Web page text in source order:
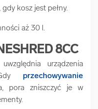
kosz jest pełny.
aż 30 l.
8CC
urządzenia
przechowywanie
pora zniszczyć je w